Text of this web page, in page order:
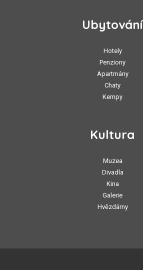
Ubytování
Hotely
Penziony
Apartmány
Chaty
Kempy
Kultura
Muzea
Divadla
Kina
Galerie
Hvězdárny